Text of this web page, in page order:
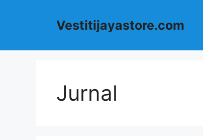
Vestitijayastore.com
Jurnal